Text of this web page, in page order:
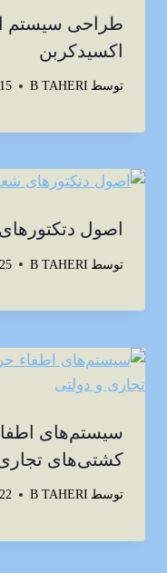
طراحی سیستم
اکسیدکربن
توسط B TAHERI
اصول
توسط B TAHERI
سیستم‌های
کشتی‌های
توسط B TAHERI